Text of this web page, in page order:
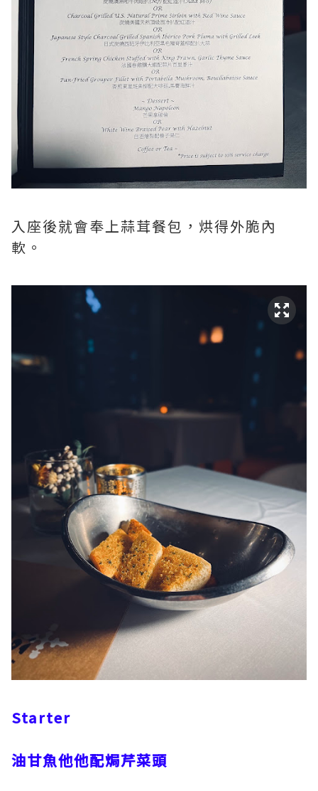
入座後就會奉上蒜茸餐包，烘得外脆內
軟。
Starter
油甘魚他他配焗芹菜頭